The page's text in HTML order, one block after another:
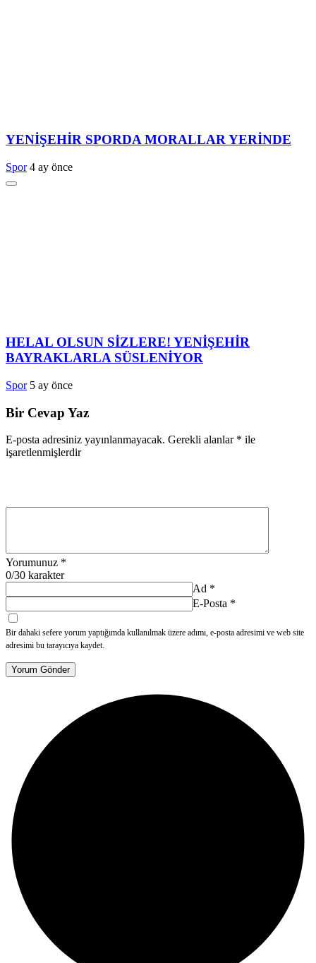
YENİŞEHİR SPORDA MORALLAR YERİNDE
Spor 4 ay önce
HELAL OLSUN SİZLERE! YENİŞEHİR
BAYRAKLARLA SÜSLENİYOR
Spor 5 ay önce
Bir Cevap Yaz
E-posta adresiniz yayınlanmayacak. Gerekli alanlar * ile
işaretlenmişlerdir
Yorumunuz *
0/30 karakter
Ad *
E-Posta *
Bir dahaki sefere yorum yaptığımda kullanılmak üzere adımı, e-posta adresimi ve web site
adresimi bu tarayıcıya kaydet.
Yorum Gönder